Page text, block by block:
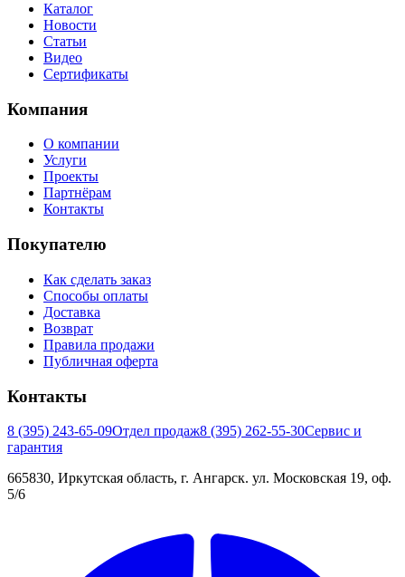
Каталог
Новости
Статьи
Видео
Сертификаты
Компания
О компании
Услуги
Проекты
Партнёрам
Контакты
Покупателю
Как сделать заказ
Способы оплаты
Доставка
Возврат
Правила продажи
Публичная оферта
Контакты
8 (395) 243-65-09Отдел продаж8 (395) 262-55-30Сервис и
гарантия
665830, Иркутская область, г. Ангарск. ул. Московская 19, оф.
5/6